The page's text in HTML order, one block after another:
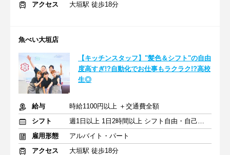
アクセス
大垣駅 徒歩18分
魚べい大垣店
【キッチンスタッフ】"髪色＆シフト"の自由
度高すぎ!?自動化でお仕事もラクラク!?高校
生◎
給与
時給1100円以上 ＋交通費全額
シフト
週1日以上 1日2時間以上 シフト自由・自己申告
雇用形態
アルバイト・パート
アクセス
大垣駅 徒歩18分